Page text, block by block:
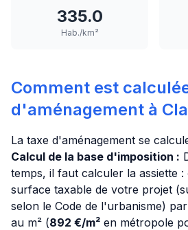
335.0
Hab./km²
Comment est
d'aménagement à
La taxe d'aménagement se
Calcul de la base d'imposition :
temps, il faut calculer la assiette
surface taxable de votre projet
selon le Code de l'urbanisme)
au m² (892 €/m² en métropole